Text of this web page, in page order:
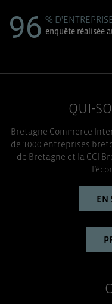
96 %
enquête réalisée
QUI-
Bretagne Commerce
de 1000 entreprises
de Bretagne et la CCI
EN